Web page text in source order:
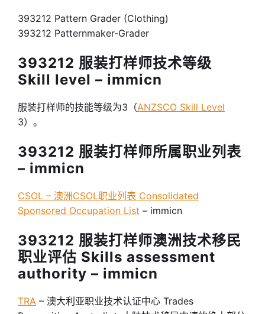
393212 Pattern Grader (Clothing)
393212 Patternmaker-Grader
393212 服装打样师技术等级
Skill level – immicn
服装打样师的技能等级为3（ANZSCO Skill Level
3）。
393212 服装打样师所属职业列表
– immicn
CSOL – 澳洲CSOL职业列表 Consolidated
Sponsored Occupation List – immicn
393212 服装打样师澳洲技术移民
职业评估 Skills assessment
authority – immicn
TRA – 澳大利亚职业技术认证中心 Trades